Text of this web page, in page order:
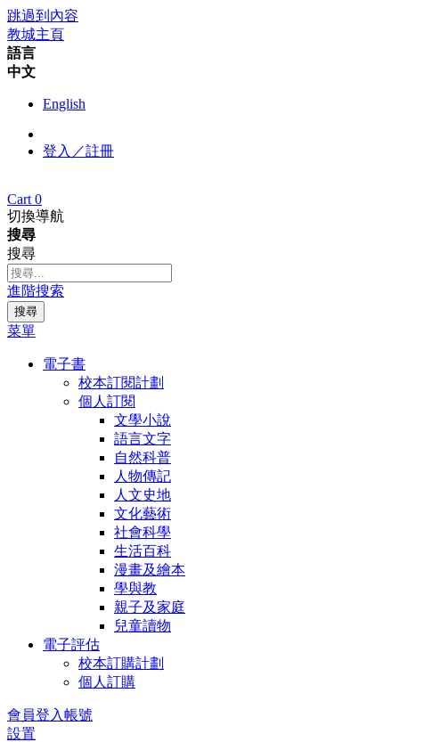
跳過到內容
教城主頁
語言
中文
English
登入／註冊
Cart 0
切換導航
搜尋
搜尋
進階搜索
搜尋
菜單
電子書
校本訂閱計劃
個人訂閱
文學小說
語言文字
自然科普
人物傳記
人文史地
文化藝術
社會科學
生活百科
漫畫及繪本
學與教
親子及家庭
兒童讀物
電子評估
校本訂購計劃
個人訂購
會員登入帳號
設置